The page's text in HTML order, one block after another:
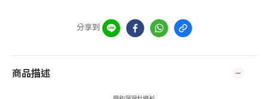
分享到
商品描述